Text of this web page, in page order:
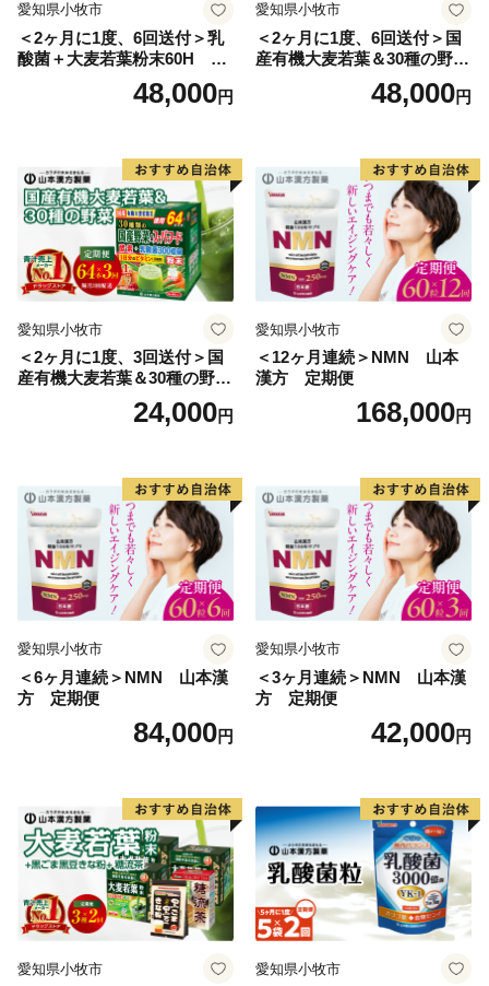
愛知県小牧市
＜2ヶ月に1度、6回送付＞乳
酸菌＋大麦若葉粉末60H 山
48,000円
愛知県小牧市
＜2ヶ月に1度、6回送付＞国
産有機大麦若葉＆30種の野
菜 山本漢方 定期便
48,000円
愛知県小牧市
＜2ヶ月に1度、3回送付＞国
産有機大麦若葉＆30種の野
菜 山本漢方 定期便
24,000円
愛知県小牧市
＜12ヶ月連続＞NMN 山本
漢方 定期便
168,000円
愛知県小牧市
＜6ヶ月連続＞NMN 山本漢
方 定期便
84,000円
愛知県小牧市
＜3ヶ月連続＞NMN 山本漢
方 定期便
42,000円
愛知県小牧市 愛知県小牧市